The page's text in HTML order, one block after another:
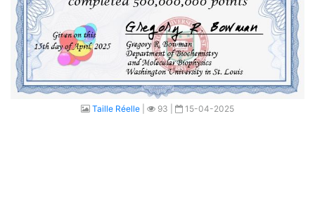
Taille Réelle 93 | 15-04-2025